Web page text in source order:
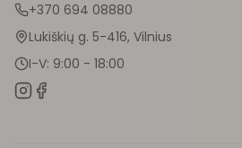
+370 694 08880
Lukiškių g. 5-416, Vilnius
I-V: 9:00 - 18:00